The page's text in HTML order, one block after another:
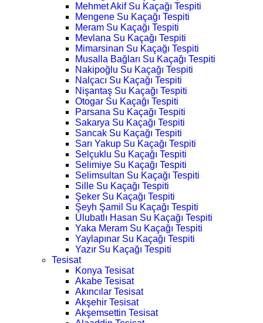
Mehmet Akif Su Kaçağı Tespiti
Mengene Su Kaçağı Tespiti
Meram Su Kaçağı Tespiti
Mevlana Su Kaçağı Tespiti
Mimarsinan Su Kaçağı Tespiti
Musalla Bağları Su Kaçağı Tespiti
Nakipoğlu Su Kaçağı Tespiti
Nalçacı Su Kaçağı Tespiti
Nişantaş Su Kaçağı Tespiti
Otogar Su Kaçağı Tespiti
Parsana Su Kaçağı Tespiti
Sakarya Su Kaçağı Tespiti
Sancak Su Kaçağı Tespiti
Sarı Yakup Su Kaçağı Tespiti
Selçuklu Su Kaçağı Tespiti
Selimiye Su Kaçağı Tespiti
Selimsultan Su Kaçağı Tespiti
Sille Su Kaçağı Tespiti
Şeker Su Kaçağı Tespiti
Şeyh Şamil Su Kaçağı Tespiti
Ulubatlı Hasan Su Kaçağı Tespiti
Yaka Meram Su Kaçağı Tespiti
Yaylapınar Su Kaçağı Tespiti
Yazır Su Kaçağı Tespiti
Tesisat
Konya Tesisat
Akabe Tesisat
Akıncılar Tesisat
Akşehir Tesisat
Akşemsettin Tesisat